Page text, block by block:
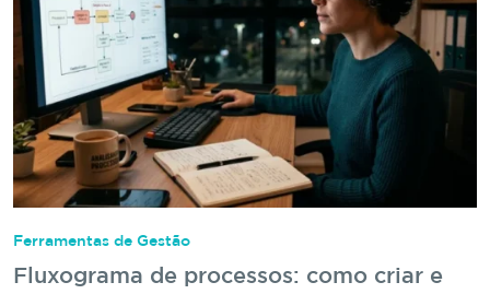
Ferramentas de Gestão
Fluxograma de processos: como criar e